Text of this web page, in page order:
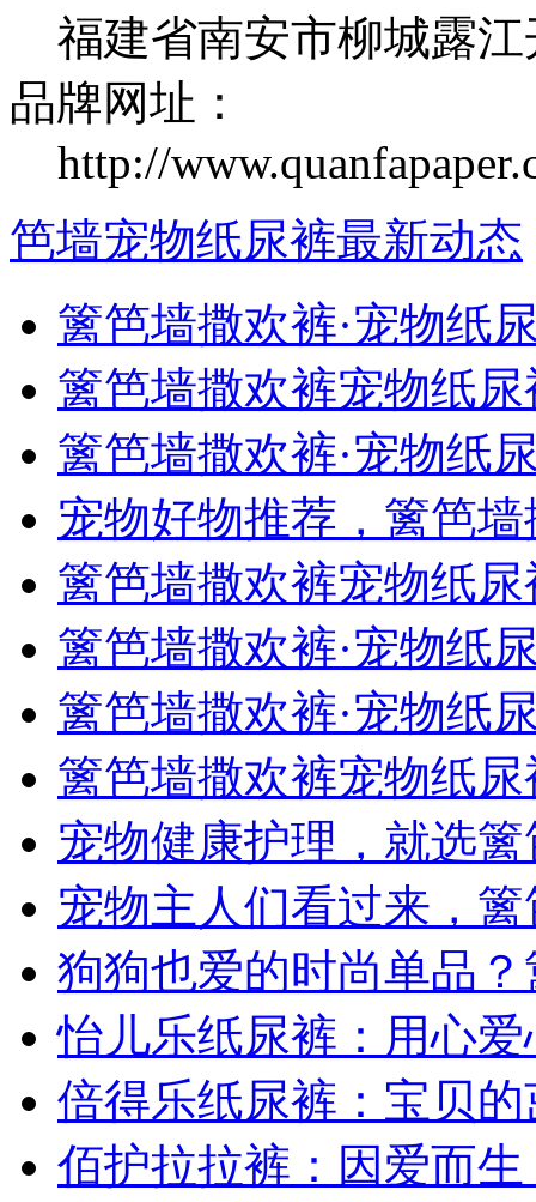
福建省南安市柳城露
品牌网址：
http://
笆墙宠物纸尿裤最新动态
篱笆墙撒欢裤·宠物纸
篱笆墙撒欢裤宠物纸
篱笆墙撒欢裤·宠物纸
宠物好物推荐，篱笆
篱笆墙撒欢裤宠物纸
篱笆墙撒欢裤·宠物纸
篱笆墙撒欢裤·宠物纸
篱笆墙撒欢裤宠物纸
宠物健康护理，就选
宠物主人们看过来，
狗狗也爱的时尚单品
怡儿乐纸尿裤：用心
倍得乐纸尿裤：宝贝
佰护拉拉裤：因爱而